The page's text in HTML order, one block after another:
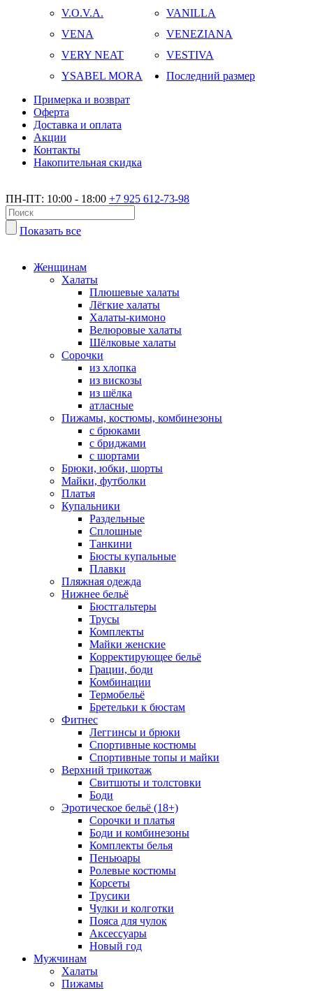
V.O.V.A.
VANILLA
VENA
VENEZIANA
VERY NEAT
VESTIVA
YSABEL MORA
Последний размер
Примерка и возврат
Оферта
Доставка и оплата
Акции
Контакты
Накопительная скидка
ПН-ПТ: 10:00 - 18:00 +7 925 612-73-98
Показать все
Женщинам
Халаты
Плюшевые халаты
Лёгкие халаты
Халаты-кимоно
Велюровые халаты
Шёлковые халаты
Сорочки
из хлопка
из вискозы
из шёлка
атласные
Пижамы, костюмы, комбинезоны
с брюками
с бриджами
с шортами
Брюки, юбки, шорты
Майки, футболки
Платья
Купальники
Раздельные
Сплошные
Танкини
Бюсты купальные
Плавки
Пляжная одежда
Нижнее бельё
Бюстгальтеры
Трусы
Комплекты
Майки женские
Корректирующее бельё
Грации, боди
Комбинации
Термобельё
Бретельки к бюстам
Фитнес
Леггинсы и брюки
Спортивные костюмы
Спортивные топы и майки
Верхний трикотаж
Свитшоты и толстовки
Боди
Эротическое бельё (18+)
Сорочки и платья
Боди и комбинезоны
Комплекты белья
Пеньюары
Ролевые костюмы
Корсеты
Трусики
Чулки и колготки
Пояса для чулок
Аксессуары
Новый год
Мужчинам
Халаты
Пижамы